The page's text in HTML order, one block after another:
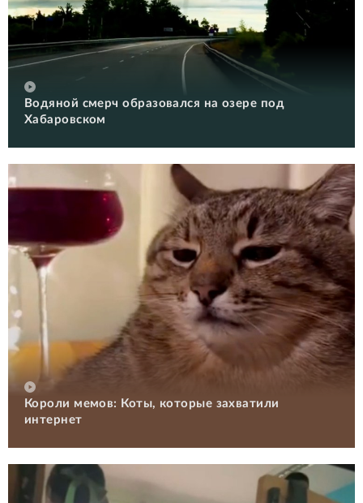
Водяной смерч образовался на озере под
Хабаровском
Короли мемов: Коты, которые захватили
интернет